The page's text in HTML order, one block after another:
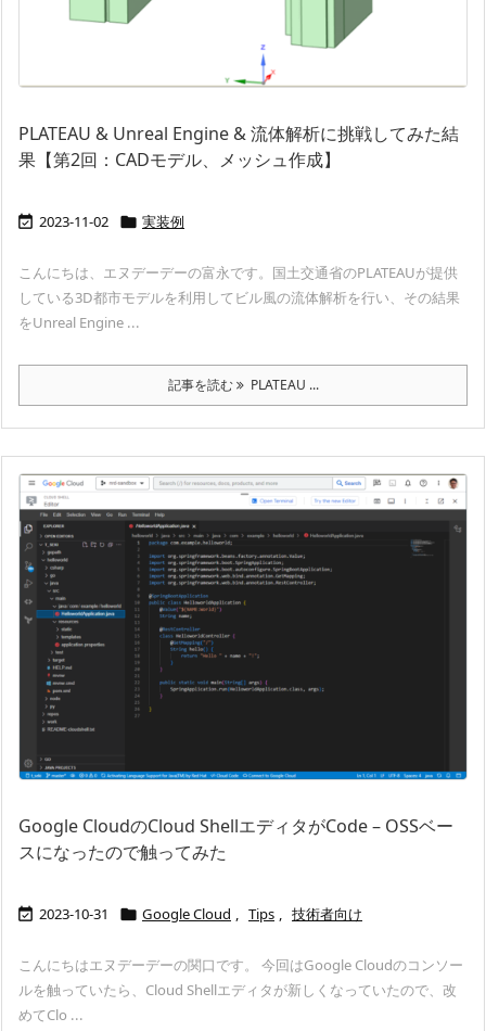
PLATEAU & Unreal Engine & 流体解析に挑戦してみた結
果【第2回：CADモデル、メッシュ作成】
 2023-11-02  実装例
こんにちは、エヌデーデーの富永です。国土交通省のPLATEAUが提供
している3D都市モデルを利用してビル風の流体解析を行い、その結果
をUnreal Engine ...
記事を読む PLATEAU ...
Google CloudのCloud ShellエディタがCode – OSSベー
スになったので触ってみた
 2023-10-31  Google Cloud , Tips , 技術者向け
こんにちはエヌデーデーの関口です。 今回はGoogle Cloudのコンソー
ルを触っていたら、Cloud Shellエディタが新しくなっていたので、改
めてClo ...